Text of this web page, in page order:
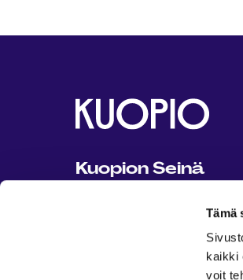
Tämä
kaikki
voit
Kuopion Seinä
ylläpitämä kaikille avoin ja
tapahtuma- ja
Ota yhteyttä: seina@kuopio.fi